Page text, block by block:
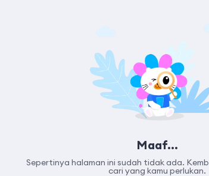
Maaf...
Sepertinya halaman ini sudah tidak ada.
cari yang kamu perlukan.